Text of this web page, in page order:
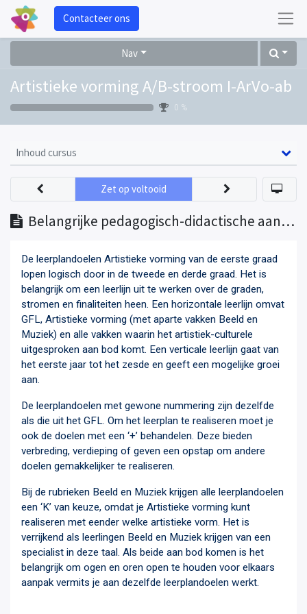
Contacteer ons
Nav
Artistieke vorming A/B-stroom I-ArVo-ab
0 %
Inhoud cursus
Belangrijke pedagogisch-didactische aandachtspunten
Zet op voltooid
De leerplandoelen Artistieke vorming van de eerste graad
lopen logisch door in de tweede en derde graad. Het is
belangrijk om een leerlijn uit te werken over de graden,
stromen en finaliteiten heen. Een horizontale leerlijn omvat
GFL, Artistieke vorming (met aparte vakken Beeld en
Muziek) en alle vakken waarin het artistiek-culturele
uitgesproken aan bod komt. Een verticale leerlijn gaat van
het eerste jaar tot het zesde en geeft een mogelijke groei
aan.
De leerplandoelen met gewone nummering zijn dezelfde
als die uit het GFL. Om het leerplan te realiseren moet je
ook de doelen met een ‘+’ behandelen. Deze bieden
verbreding, verdieping of geven een opstap om andere
doelen gemakkelijker te realiseren.
Bij de rubrieken Beeld en Muziek krijgen alle leerplandoelen
een ‘K’ van keuze, omdat je Artistieke vorming kunt
realiseren met eender welke artistieke vorm. Het is
verrijkend als leerlingen Beeld en Muziek krijgen van een
specialist in deze taal. Als beide aan bod komen is het
belangrijk om ogen en oren open te houden voor elkaars
aanpak vermits je aan dezelfde leerplandoelen werkt.